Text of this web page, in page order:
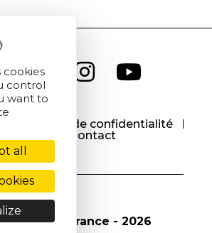
Politique de confidentialité
Contact
de France - 2026
cookies
control
want to
all